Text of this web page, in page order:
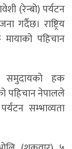
(रेन्बो) पर्यटन
गर्दैछ। राष्ट्रिय
पहिचान
समुदायको हक
पहिचान नेपालले
सम्भाव्यता